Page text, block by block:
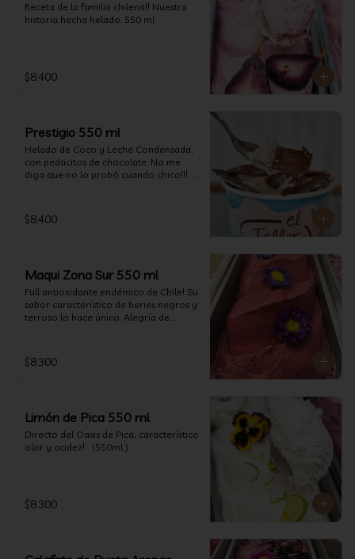
Receta de la familia chilena!! Nuestra
historia hecha helado. 550 ml
$8.400
Prestigio 550 ml
Helado de Coco y Leche Condensada,
con pedacitos de chocolate. No me
diga que no lo probó cuando chico!!!
$8.400
Maqui Zona Sur 550 ml
Full antioxidante endémico de Chile! Su
sabor característico de beries negros y
terroso lo hace único. Alegría de
$8.300
Limón de Pica 550 ml
Directo del Oasis de Pica, característico
olor y acidez!   (550ml )
$8.300